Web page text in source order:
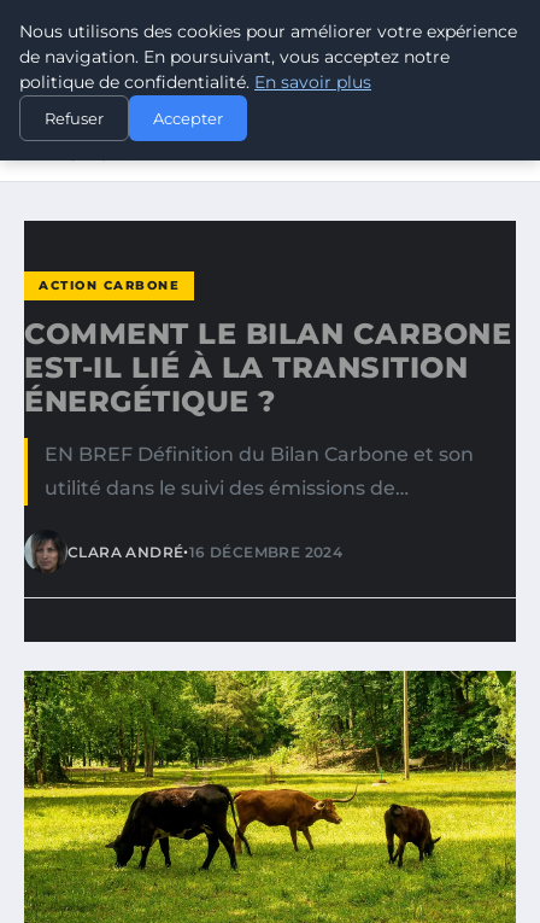
CLIMATE RESPONSE BLOG
ACCUEIL
ACTION CARBONE
COMMENT LE BILAN CARBONE EST-IL LIÉ À LA
ACTION CARBONE
COMMENT LE BILAN CARBONE
EST-IL LIÉ À LA TRANSITION
ÉNERGÉTIQUE ?
EN BREF Définition du Bilan Carbone et son
utilité dans le suivi des émissions de…
CLARA ANDRÉ•16 DÉCEMBRE 2024
Nous utilisons des cookies pour améliorer votre expérience
de navigation. En poursuivant, vous acceptez notre
politique de confidentialité. En savoir plus
Refuser Accepter